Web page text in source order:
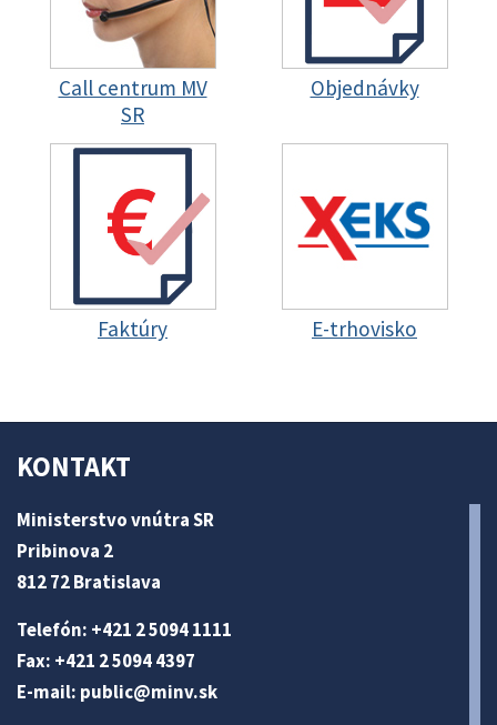
Call centrum MV
SR
Objednávky
Faktúry E-trhovisko
KONTAKT
Ministerstvo vnútra SR
Pribinova 2
812 72 Bratislava
Telefón: +421 2 5094 1111
Fax: +421 2 5094 4397
E-mail: public@minv.sk